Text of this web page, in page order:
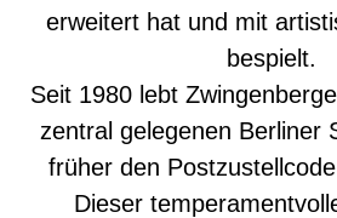
erweitert hat und mit
bespielt.
Seit 1980 lebt
zentral gelegenen Berliner
früher den
Dieser